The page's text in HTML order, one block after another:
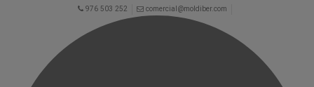
976 503 252 comercial@moldiber.com